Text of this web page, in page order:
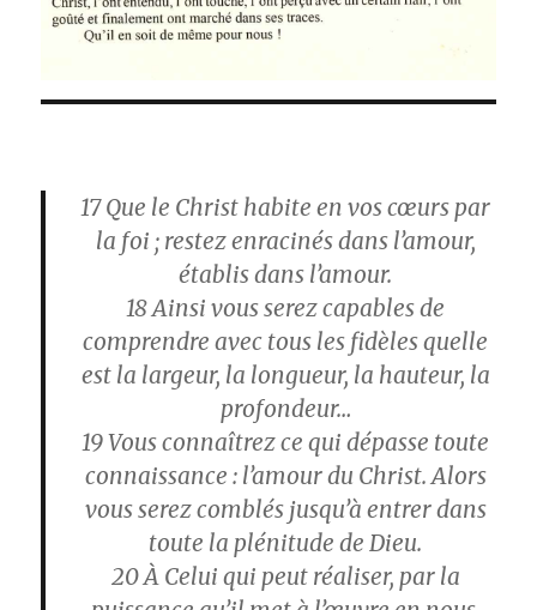
17Que le Christ habite en vos cœurs par
la foi ; restez enracinés dans l’amour,
établis dans l’amour.
18Ainsi vous serez capables de
comprendre avec tous les fidèles quelle
est la largeur, la longueur, la hauteur, la
profondeur…
19Vous connaîtrez ce qui dépasse toute
connaissance : l’amour du Christ. Alors
vous serez comblés jusqu’à entrer dans
toute la plénitude de Dieu.
20À Celui qui peut réaliser, par la